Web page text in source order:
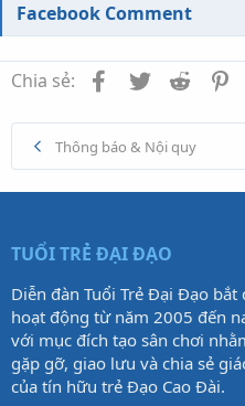
Facebook Comment
Chia sẻ: Facebook
TwitterReddit
Thông báo & Nội quy
TUỔI TRẺ ĐẠI ĐẠO
Diễn đàn Tuổi Trẻ Đại Đạo bắt
hoạt động từ năm 2005 đến
với mục đích tạo sân chơi
gặp gỡ, giao lưu và chia sẻ
của tín hữu trẻ Đạo Cao Đài.